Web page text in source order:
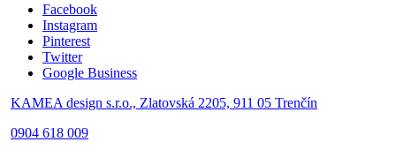
Facebook
Instagram
Pinterest
Twitter
Google Business
KAMEA design s.r.o., Zlatovská 2205, 911 05 Trenčín
0904 618 009